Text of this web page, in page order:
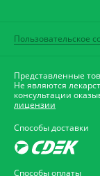
Пользовательское
Представленные
Не являются
консультации
лицензии
Способы доставки
Способы оплаты